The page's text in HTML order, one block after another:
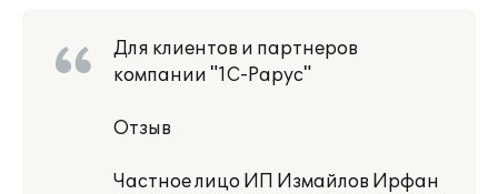
Для клиентов и партнеров
компании "1С-Рарус"
Отзыв
Частное лицо ИП Измайлов Ирфан